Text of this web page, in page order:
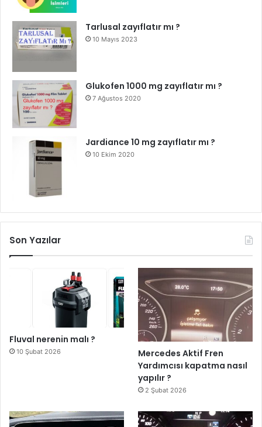
Tarlusal zayıflatır mı ?
10 Mayıs 2023
Glukofen 1000 mg zayıflatır mı ?
7 Ağustos 2020
Jardiance 10 mg zayıflatır mı ?
10 Ekim 2020
Son Yazılar
Fluval nerenin malı ?
10 Şubat 2026
Mercedes Aktif Fren
Yardımcısı kapatma nasıl
yapılır ?
2 Şubat 2026